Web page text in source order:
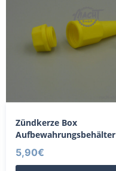
Zündkerze Box
Aufbewahrungsbehälter
5,90€